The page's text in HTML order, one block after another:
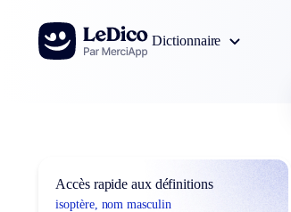
Aller au contenu
Dictionnaire
Accès rapide aux définitions
isoptère, nom masculin